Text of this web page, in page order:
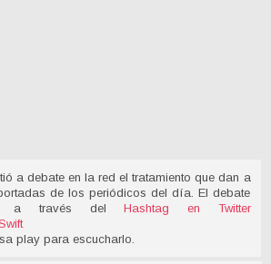
a debate en la red el tratamiento que dan a
de los periódicos del día. El debate
a través delHashtag en Twitter
play para escucharlo.